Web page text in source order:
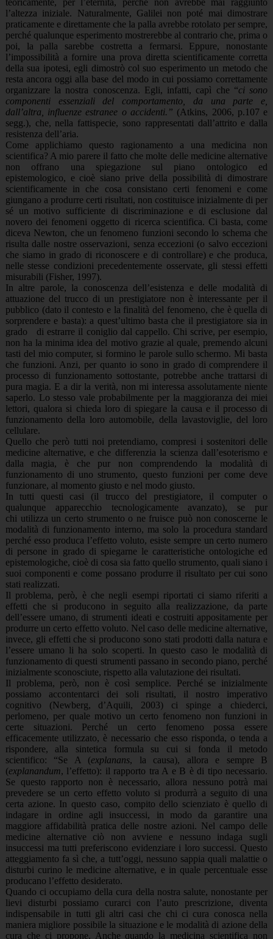
l’altezza iniziale. Naturalmente, Galilei non poté mai dimostrare
praticamente e direttamente che la palla avrebbe rotolato per sempre,
perché qualunque esperimento mostrerebbe al contrario che, prima o
poi, la palla sarebbe costretta a fermarsi. Eppure, nonostante
l’impossibilità a fornire una prova diretta scientificamente corretta
della sua ipotesi, egli dimostrò col suo esperimento un metodo che
resta ancora oggi alla base del modo in cui possiamo correttamente
organizzare la nostra conoscenza. Egli, infatti, capì che “ci sono
componenti essenziali del comportamento, da una parte e,
dall’altra, influenze estranee o accidenti.” (Atkins, 2006, p.107 e
segg.), che, nella fattispecie, sono rappresentati dall’attrito e dalla
resistenza dell’aria.
Come applichiamo questo ragionamento a una medicina non
scientifica? A mio parere il fatto che molte delle medicine alternative
non offrano una spiegazione sul piano ontologico ed
epistemologico, e cioè siano prive della possibilità di dimostrare
scientificamente in che cosa consistano certi fenomeni e come
giungano a produrre certi risultati, non costituisce inizialmente di per
sé un motivo sufficiente di discriminazione e di esclusione dal
novero dei fenomeni oggetto di ricerca scientifica. Ci basta, come
diceva Newton, che un fenomeno funzioni secondo lo schema che
risulta dalle nostre osservazioni, senza eccezioni (o salvo eccezioni
che siamo in grado di riconoscere e di controllare) e che produca,
nelle stesse condizioni precedentemente osservate, gli stessi effetti
misurabili (Fisher, 1997).
In altre parole, la conoscenza dell’esistenza e delle modalità di
attuazione del trucco di un prestigiatore non è interessante per il
pubblico (dato il contesto e la finalità del fenomeno, che è quella di
sorprendere e basta): a quest’ultimo basta che il prestigiatore sia in
grado di estrarre il coniglio dal cappello. Chi scrive, per esempio,
non ha la minima idea del motivo grazie al quale, premendo alcuni
tasti del mio computer, si formino le parole sullo schermo. Mi basta
che funzioni. Anzi, per quanto io sono in grado di comprendere il
processo di funzionamento sottostante, potrebbe anche trattarsi di
pura magia. E a dir la verità, non mi interessa assolutamente niente
saperlo. Lo stesso vale probabilmente per la maggioranza dei miei
lettori, qualora si chieda loro di spiegare la causa e il processo di
funzionamento della loro automobile, della lavastoviglie, del loro
cellulare.
Quello che però tutti noi pretendiamo, compresi i sostenitori delle
medicine alternative, e che differenzia la scienza dall’esoterismo e
dalla magia, è che pur non comprendendo la modalità di
funzionamento di uno strumento, questo funzioni per come deve
funzionare, al momento giusto e nel modo giusto.
In tutti questi casi (il trucco del prestigiatore, il computer o
qualunque apparecchio tecnologicamente avanzato), se pur
chi utilizza un certo strumento o ne fruisce può non conoscerne le
modalità di funzionamento interno, ma solo la procedura standard
perché esso produca l’effetto voluto, esiste sempre un certo numero
di persone in grado di spiegarne le caratteristiche ontologiche ed
epistemologiche, cioè di cosa sia fatto quello strumento, quali siano i
suoi componenti e come possano produrre il risultato per cui sono
stati realizzati.
Il problema, però, è che negli esempi riportati ci siamo riferiti a
effetti che si producono in seguito alla realizzazione, da parte
dell’essere umano, di strumenti ideati e costruiti appositamente per
produrre un certo effetto voluto. Nel caso delle medicine alternative,
invece, gli effetti che si producono sono stati prodotti dalla natura e
l’essere umano li ha solo scoperti. In questo caso le modalità di
funzionamento di questi strumenti passano in secondo piano, perché
inizialmente sconosciute, rispetto alla valutazione dei risultati.
Il problema, però, non è così semplice. Perché se inizialmente
possiamo accontentarci dei soli risultati, il nostro imperativo
cognitivo (Newberg, d’Aquili, 2003) ci spinge a chiederci,
perlomeno, per quale motivo un certo fenomeno non funzioni in
certe situazioni. Perché un certo fenomeno possa essere
efficacemente utilizzato, è necessario che esso risponda, o tenda a
rispondere, alla sintetica formula su cui si fonda il metodo
scientifico: “Se A (explanans, la causa), allora e sempre B
(explanandum, l’effetto): il rapporto tra A e B è di tipo necessario.
Se questo rapporto non è necessario, allora nessuno potrà mai
prevedere se un certo effetto voluto si produrrà a seguito di una
certa azione. In questo caso, compito dello scienziato è quello di
indagare in ordine agli insuccessi, in modo da garantire una
maggiore affidabilità pratica delle nostre azioni. Nel campo delle
medicine alternative ciò non avviene e nessuno indaga sugli
insuccessi ma tutti preferiscono evidenziare i loro successi. Questo
atteggiamento fa sì che, a tutt’oggi, nessuno sappia quali malattie o
disturbi curino le medicine alternative, e in quale percentuale esse
producano l’effetto desiderato.
Quando ci occupiamo della cura della nostra salute, nonostante per
lievi disturbi possiamo curarci con l’auto prescrizione, diventa
indispensabile in tutti gli altri casi che chi ci cura conosca nella
maniera migliore possibile la situazione e le modalità di azione della
cura che ci propone. Anche quando la medicina scientifica non